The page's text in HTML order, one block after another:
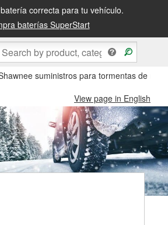
correcta para tu vehículo.
baterías SuperStart
suministros para tormentas de
View page in English